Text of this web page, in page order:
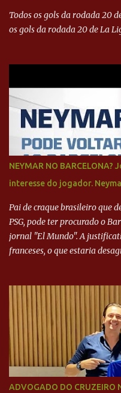
Todos os gols da rodada 20
os gols da rodada 20 de La
NEYMAR NO
interesse do jogador.
Pai de craque brasileiro que
PSG, pode ter procurado o
jornal "El Mundo". A
franceses, o que estaria
Neymar Pai nega
ADVOGADO DO CRUZEIRO